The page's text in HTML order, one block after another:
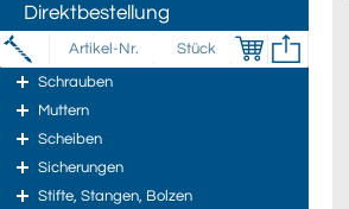
Direktbestellung
Schrauben
Muttern
Scheiben
Sicherungen
Stifte, Stangen, Bolzen